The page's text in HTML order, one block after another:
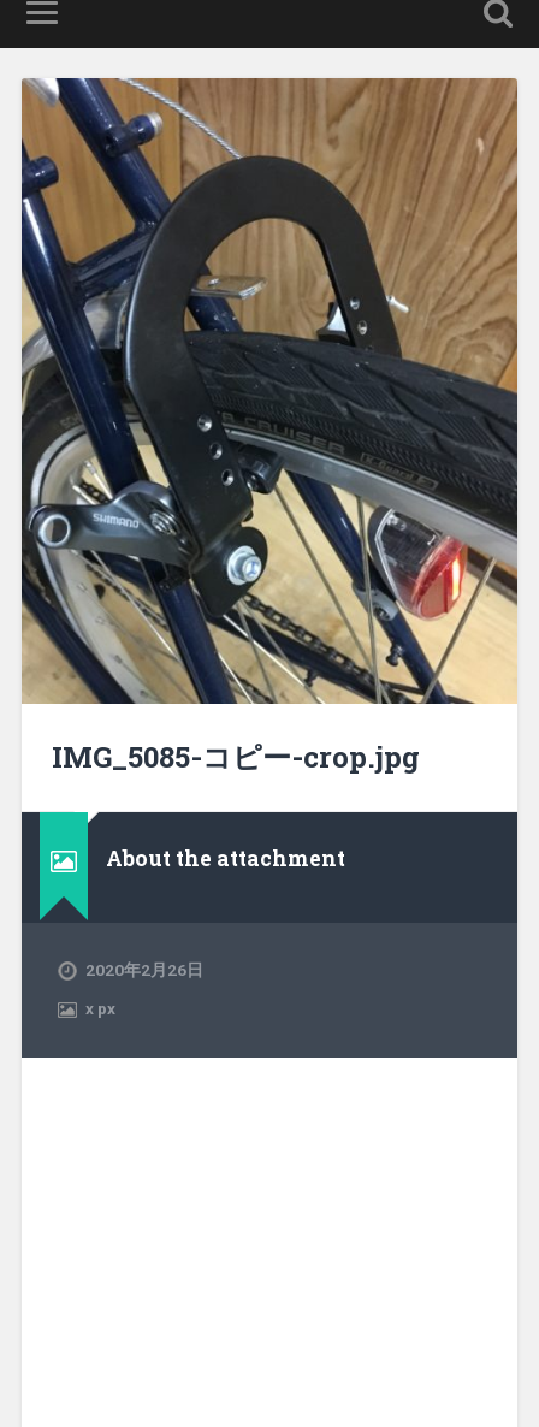
IMG_5085-コピー-crop.jpg
About the attachment
2020年2月26日
xpx